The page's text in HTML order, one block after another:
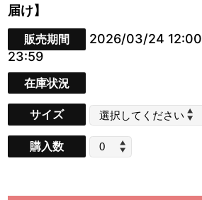
届け】
販売期間 2026/03/24 12:00
23:59
在庫状況
サイズ
購入数